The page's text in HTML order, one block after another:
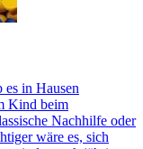
es in Hausen
Kind beim
Nachhilfe oder
wäre es, sich